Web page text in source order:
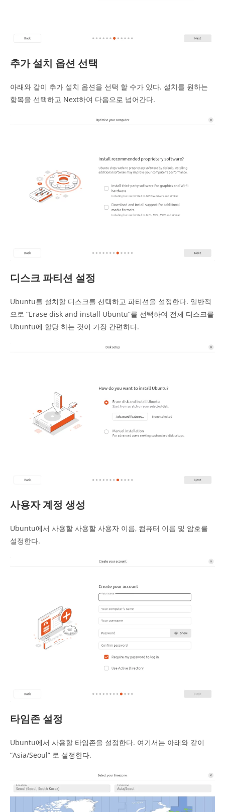
추가 설치 옵션 선택
아래와 같이 추가 설치 옵션을 선택 할 수가 있다. 설치를 원하는
항목을 선택하고 Next하여 다음으로 넘어간다.
디스크 파티션 설정
Ubuntu를 설치할 디스크를 선택하고 파티션을 설정한다. 일반적
으로 “Erase disk and install Ubuntu”를 선택하여 전체 디스크를
Ubuntu에 할당 하는 것이 가장 간편하다.
사용자 계정 생성
Ubuntu에서 사용할 사용할 사용자 이름, 컴퓨터 이름 및 암호를
설정한다.
타임존 설정
Ubuntu에서 사용할 타임존을 설정한다. 여기서는 아래와 같이
“Asia/Seoul” 로 설정한다.